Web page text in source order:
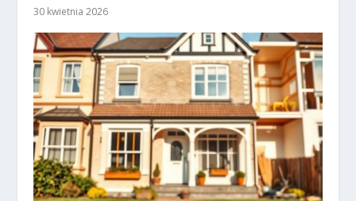
30 kwietnia 2026